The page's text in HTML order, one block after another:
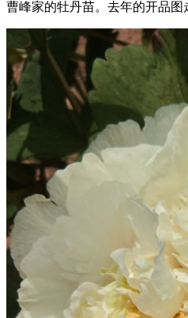
曹峰家的牡丹苗。去年的开品图